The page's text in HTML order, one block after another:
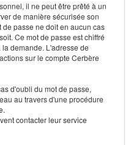
il ne peut être prêté à un
de manière sécurisée son
passe ne doit en aucun cas
Ce mot de passe est chiffré
demande. L'adresse de
sur le compte Cerbère
d'oubli du mot de passe,
au travers d'une procédure
contacter leur service